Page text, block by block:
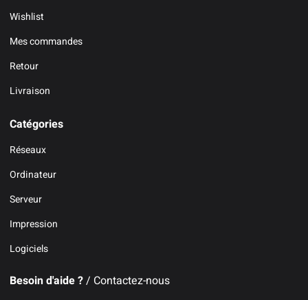
Wishlist
Mes commandes
Retour
Livraison
Catégories
Réseaux
Ordinateur
Serveur
Impression
Logiciels
Besoin d'aide ?/ Contactez-nous